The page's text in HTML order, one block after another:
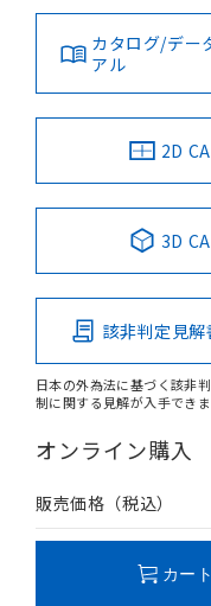
カタログ/デー
アル
2D
3D
該非判定見
日本の外為法に基づく該非
制に関する見解が入手できま
オンライン購入
販売価格（税込）
カー